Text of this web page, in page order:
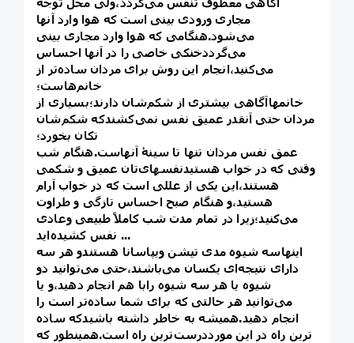
مجاری ورودی بینی است که هوا وارد آنها
می‌شود.هنگامی که هوا وارد مجاری بینی
می‌گرددخنکی خاصی را در آنها احساس
می‌کنید،انجام این روش برای مردان ساده‌تر از
خانم‌هاست؛
خانمهاآگاهی بیشتری از شکم‌شان دارند؛بسیاری از
مردان حتی آنقدر عمیق نفس نمی‌کشندکه شکم‌شان
تکان بخورد؛
عمق نفس مردان تنها تا سینهٔ آنهاست. هنگام شب
وقتی که در خواب هستیدنفسهای‌تان عمیق و شکمی
هستند،این یکی از عللی است که در خواب آرام
هستید،و هنگام صبح احساس تازگی و طراوت
می‌کنید؛زیرا در تمام مدت شب کاملاً طبیعی وعادی
نفس کشیده‌اید ...
اینهاسه شیوه مدی تیشن ویپاسانا هستندو هر سه
دارای نتیجه‌ای یکسان می‌باشند،حتی می‌توانید دو
شیوه یا هر سه شیوه رابا هم انجام دهید،و یا
می‌توانید هر حالتی که برای شما ساده‌تر است را
انجام دهید.همیشه به خاطر داشته باشیدکه ساده
ترین راه در این مورددرست‌ترین راه است.همینطور که